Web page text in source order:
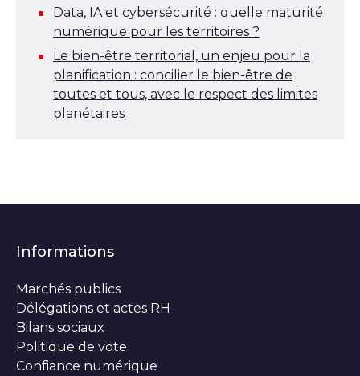
Data, IA et cybersécurité : quelle maturité
numérique pour les territoires ?
Le bien-être territorial, un enjeu pour la
planification : concilier le bien-être de
toutes et tous, avec le respect des limites
planétaires
Informations
Marchés publics
Délégations et actes RH
Bilans sociaux
Politique de vote
Confiance numérique